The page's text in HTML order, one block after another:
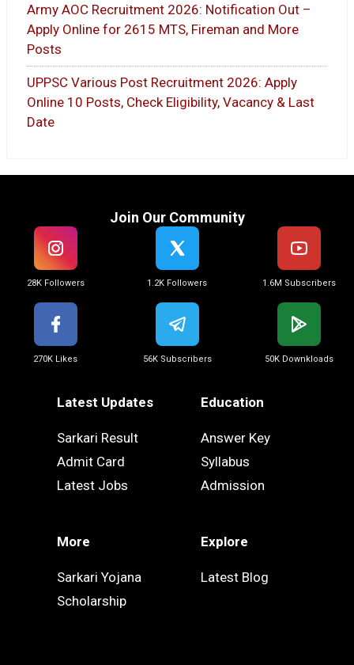
Army AOC Recruitment 2026: Notification Out –
Apply Online for 2615 MTS, Fireman and More
Posts
UPPSC Various Post Recruitment 2026: Apply
Online 10 Posts, Check Eligibility, Vacancy & Last
Date
Join Our Community
28K Followers 1.2K Followers 1.6M Subscribers
270K Likes 56K Subscribers 50K Downkloads
Latest Updates
Sarkari Result
Admit Card
Latest Jobs
Education
Answer Key
Syllabus
Admission
More
Sarkari Yojana
Scholarship
Explore
Latest Blog